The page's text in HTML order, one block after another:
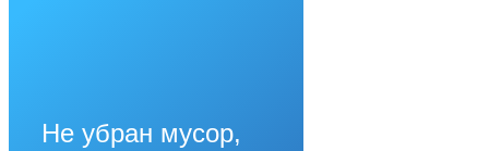
Не убран мусор,